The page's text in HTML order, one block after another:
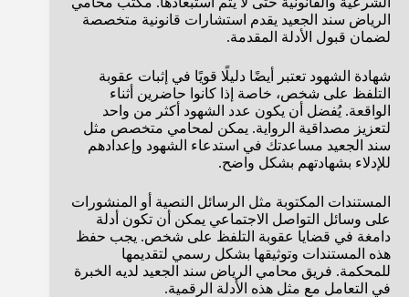
الرياض سند الجعيد يقدم استشارات قانونية متخصصة
لضمان قبول الأدلة المقدمة.
شهادة الشهود تعتبر أيضًا دليلًا قويًا في إثبات عقوبة
التلفظ على شخص، خاصة إذا كانوا حاضرين أثناء
الواقعة. يُفضل أن يكون عدد الشهود أكثر من واحد
لتعزيز مصداقية الرواية. يمكن لمحامي متخصص مثل
سند الجعيد مساعدتك في استدعاء الشهود وإعدادهم
للإدلاء بشهادتهم بشكل واضح.
المستندات المكتوبة مثل الرسائل النصية أو المنشورات
على وسائل التواصل الاجتماعي يمكن أن تكون أدلة
دامغة في قضايا عقوبة التلفظ على شخص. يجب حفظ
هذه المستندات وتوثيقها بشكل رسمي لتقديمها
للمحكمة. فريق محامي الرياض سند الجعيد لديه الخبرة
في التعامل مع مثل هذه الأدلة الرقمية.